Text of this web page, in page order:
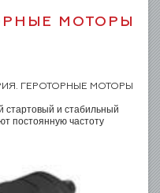
МОТОРЫ
ГЕРОТОРНЫЕ МОТОРЫ
стартовый и стабильный
постоянную частоту